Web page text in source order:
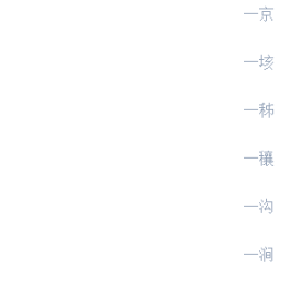
一京
一垓
一秭
一穰
一沟
一涧